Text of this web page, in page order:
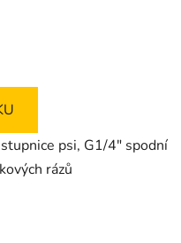
psi, G1/4" spodní
rázů